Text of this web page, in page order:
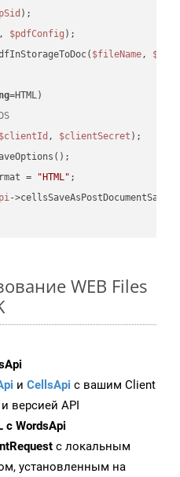
, $pdfConfig
$fileName,
$clientId , $clientSecret
= "HTML"
-
WEB Files
и CellsApi с вашим Client
версией API
с WordsApi
с локальным
установленным на